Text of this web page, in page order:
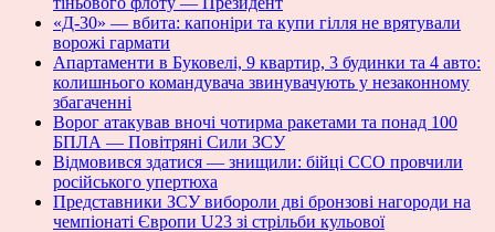
«Д-30» — вбита: капоніри та купи гілля не врятували
ворожі гармати
Апартаменти в Буковелі, 9 квартир, 3 будинки та 4 авто:
колишнього командувача звинувачують у незаконному
збагаченні
Ворог атакував вночі чотирма ракетами та понад 100
БПЛА — Повітряні Сили ЗСУ
Відмовився здатися — знищили: бійці ССО провчили
російського упертюха
Представники ЗСУ вибороли дві бронзові нагороди на
чемпіонаті Європи U23 зі стрільби кульової